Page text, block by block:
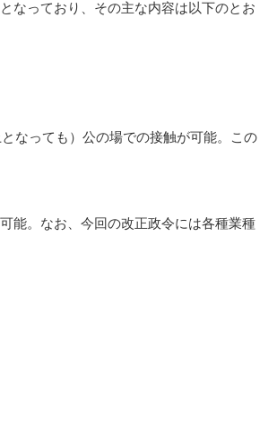
なっており、その主な内容は以下のとお
なっても）公の場での接触が可能。この
能。なお、今回の改正政令には各種業種